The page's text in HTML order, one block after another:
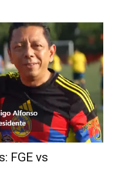
FGE vs